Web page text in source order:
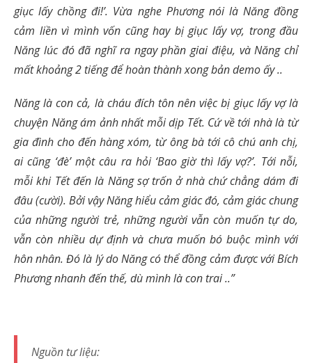
giục lấy chồng đi!’. Vừa nghe Phương nói là Năng đồng
cảm liền vì mình vốn cũng hay bị giục lấy vợ, trong đầu
Năng lúc đó đã nghĩ ra ngay phần giai điệu, và Năng chỉ
mất khoảng 2 tiếng để hoàn thành xong bản demo ấy ..
Năng là con cả, là cháu đích tôn nên việc bị giục lấy vợ là
chuyện Năng ám ảnh nhất mỗi dịp Tết. Cứ về tới nhà là từ
gia đình cho đến hàng xóm, từ ông bà tới cô chú anh chị,
ai cũng ‘đè’ một câu ra hỏi ‘Bao giờ thì lấy vợ?’. Tới nỗi,
mỗi khi Tết đến là Năng sợ trốn ở nhà chứ chẳng dám đi
đâu (cười). Bởi vậy Năng hiểu cảm giác đó, cảm giác chung
của những người trẻ, những người vẫn còn muốn tự do,
vẫn còn nhiều dự định và chưa muốn bó buộc mình với
hôn nhân. Đó là lý do Năng có thể đồng cảm được với Bích
Phương nhanh đến thế, dù mình là con trai ..”
Nguồn tư liệu: